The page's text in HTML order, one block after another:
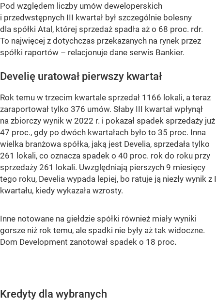
Pod względem liczby umów deweloperskich
i przedwstępnych III kwartał był szczególnie bolesny
dla spółki Atal, której sprzedaż spadła aż o 68 proc. rdr.
To najwięcej z dotychczas przekazanych na rynek przez
spółki raportów – relacjonuje dane serwis Bankier.
Develię uratował pierwszy kwartał
Rok temu w trzecim kwartale sprzedał 1166 lokali, a teraz
zaraportował tylko 376 umów. Słaby III kwartał wpłynął
na zbiorczy wynik w 2022 r. i pokazał spadek sprzedaży już
47 proc., gdy po dwóch kwartałach było to 35 proc. Inna
wielka branżowa spółka, jaką jest Develia, sprzedała tylko
261 lokali, co oznacza spadek o 40 proc. rok do roku przy
sprzedaży 261 lokali. Uwzględniają pierszych 9 miesięcy
tego roku, Develia wypada lepiej, bo ratuje ją niezły wynik z I
kwartału, kiedy wykazała wzrosty.
Inne notowane na giełdzie spółki również miały wyniki
gorsze niż rok temu, ale spadki nie były aż tak widoczne.
Dom Development zanotował spadek o 18 proc.
Kredyty dla wybranych